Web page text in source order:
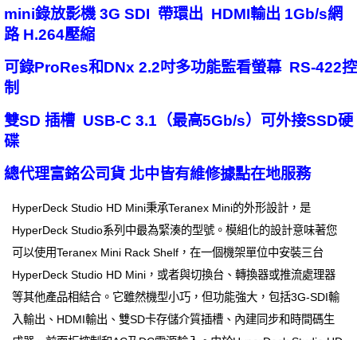
mini錄放影機 3G SDI 帶環出 HDMI輸出 1Gb/s網
路 H.264壓縮
可錄ProRes和DNx 2.2吋多功能監看螢幕 RS-422控
制
雙SD 插槽 USB-C 3.1（最高5Gb/s）可外接SSD硬
碟
總代理富銘公司貨 北中皆有維修據點在地服務
HyperDeck Studio HD Mini秉承Teranex Mini的外形設計，是
HyperDeck Studio系列中最為緊湊的型號。模組化的設計意味著您
可以使用Teranex Mini Rack Shelf，在一個機架單位中安裝三台
HyperDeck Studio HD Mini，或者與切換台、轉換器或推流處理器
等其他產品相結合。它雖然機型小巧，但功能強大，包括3G-SDI輸
入輸出、HDMI輸出、雙SD卡存儲介質插槽、內建同步和時間碼生